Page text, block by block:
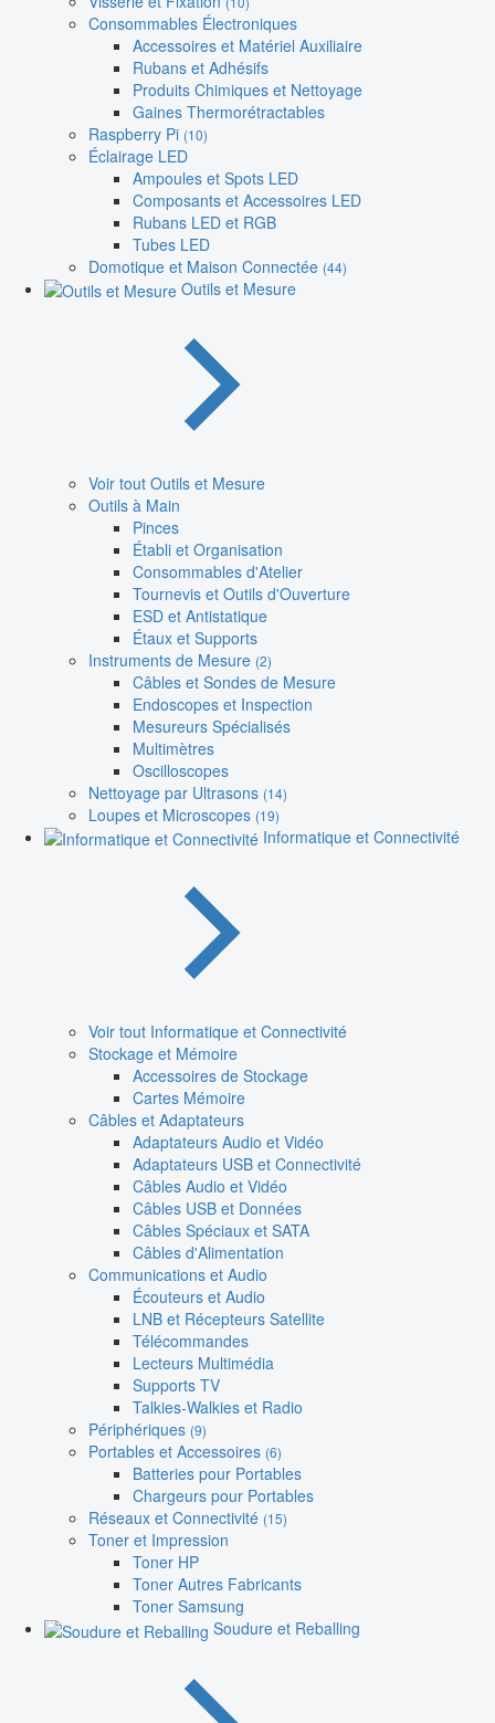
Consommables Électroniques
Accessoires et Matériel Auxiliaire
Rubans et Adhésifs
Produits Chimiques et Nettoyage
Gaines Thermorétractables
Raspberry Pi (10)
Éclairage LED
Ampoules et Spots LED
Composants et Accessoires LED
Rubans LED et RGB
Tubes LED
Domotique et Maison Connectée (44)
Outils et Mesure
Voir tout Outils et Mesure
Outils à Main
Pinces
Établi et Organisation
Consommables d'Atelier
Tournevis et Outils d'Ouverture
ESD et Antistatique
Étaux et Supports
Instruments de Mesure (2)
Câbles et Sondes de Mesure
Endoscopes et Inspection
Mesureurs Spécialisés
Multimètres
Oscilloscopes
Nettoyage par Ultrasons (14)
Loupes et Microscopes (19)
Informatique et Connectivité
Voir tout Informatique et Connectivité
Stockage et Mémoire
Accessoires de Stockage
Cartes Mémoire
Câbles et Adaptateurs
Adaptateurs Audio et Vidéo
Adaptateurs USB et Connectivité
Câbles Audio et Vidéo
Câbles USB et Données
Câbles Spéciaux et SATA
Câbles d'Alimentation
Communications et Audio
Écouteurs et Audio
LNB et Récepteurs Satellite
Télécommandes
Lecteurs Multimédia
Supports TV
Talkies-Walkies et Radio
Périphériques (9)
Portables et Accessoires (6)
Batteries pour Portables
Chargeurs pour Portables
Réseaux et Connectivité (15)
Toner et Impression
Toner HP
Toner Autres Fabricants
Toner Samsung
Soudure et Reballing